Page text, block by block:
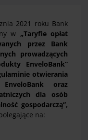
2021 roku Bank
w „Taryfie opłat
przez Bank
prowadzących
EnveloBank”
otwierania
oraz
dla osób
gospodarczą”,
na: